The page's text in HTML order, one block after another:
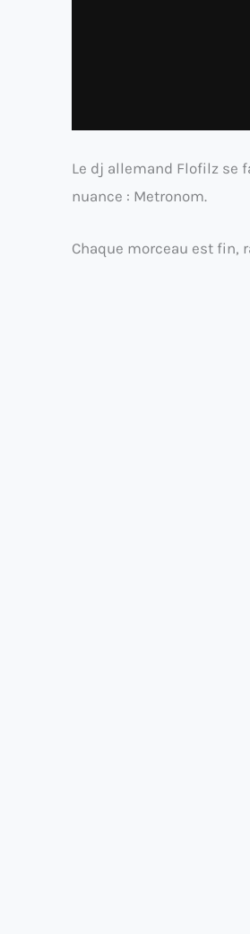
Le dj allemand Flofilz se
nuance : Metronom.
Chaque morceau est fin,